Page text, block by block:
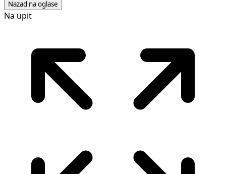
Nazad na oglase
Na upit